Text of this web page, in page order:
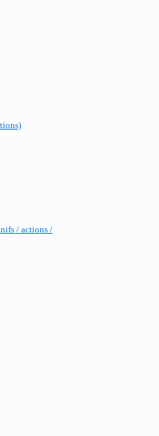
/ actions /